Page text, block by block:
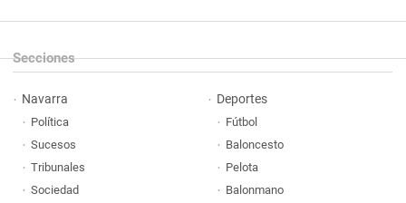
Secciones
Navarra
Política
Sucesos
Tribunales
Sociedad
Deportes
Fútbol
Baloncesto
Pelota
Balonmano